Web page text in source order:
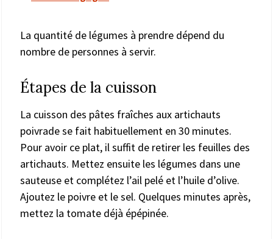
La quantité de légumes à prendre dépend du
nombre de personnes à servir.
Étapes de la cuisson
La cuisson des pâtes fraîches aux artichauts
poivrade se fait habituellement en 30 minutes.
Pour avoir ce plat, il suffit de retirer les feuilles des
artichauts. Mettez ensuite les légumes dans une
sauteuse et complétez l’ail pelé et l’huile d’olive.
Ajoutez le poivre et le sel. Quelques minutes après,
mettez la tomate déjà épépinée.